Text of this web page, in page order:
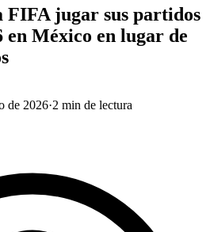
FIFA jugar sus partidos
México en lugar de
de 2026·2 min de lectura